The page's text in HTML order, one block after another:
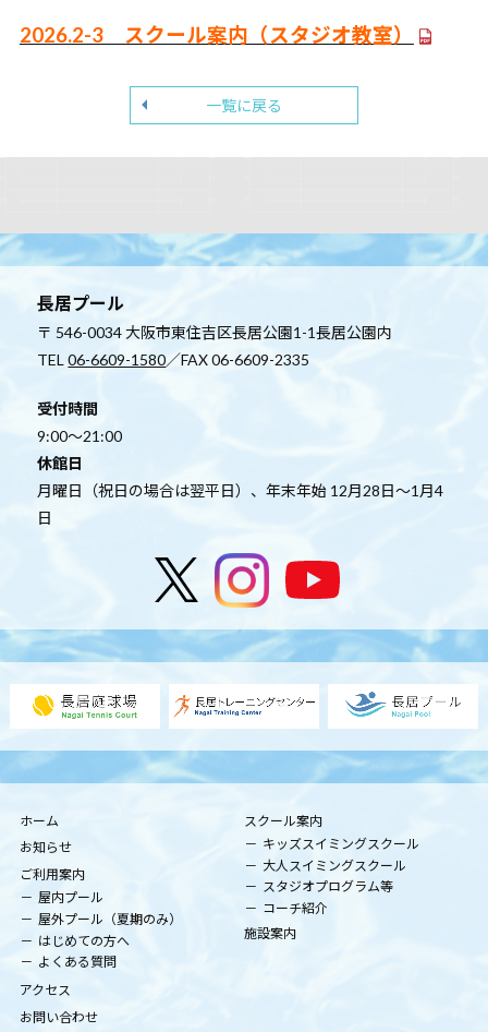
2026.2-3 スクール案内（スタジオ教室）
一覧に戻る
長居プール
〒 546-0034 大阪市東住吉区長居公園1-1長居公園内
TEL06-6609-1580／FAX 06-6609-2335
受付時間
9:00～21:00
休館日
月曜日（祝日の場合は翌平日）、年末年始 12月28日～1月4
日
ホーム
お知らせ
ご利用案内
屋内プール
屋外プール（夏期のみ）
はじめての方へ
よくある質問
スクール案内
キッズスイミングスクール
大人スイミングスクール
スタジオプログラム等
コーチ紹介
施設案内
アクセス
お問い合わせ